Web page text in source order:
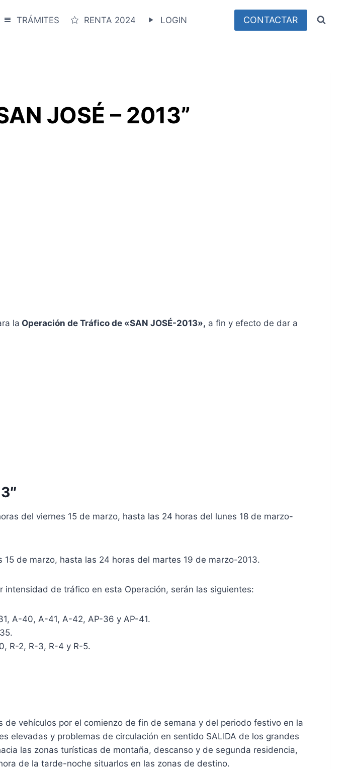
TRÁMITES RENTA 2024 LOGIN CONTACTAR
JOSÉ – 2013”
la Operación de Tráfico de «SAN JOSÉ-2013», a fin y efecto de dar a
del viernes 15 de marzo, hasta las 24 horas del lunes 18 de marzo-
de marzo, hasta las 24 horas del martes 19 de marzo-2013.
de tráfico en esta Operación, serán las siguientes:
A-40, A-41, A-42, AP-36 y AP-41.
R-2, R-3, R-4 y R-5.
vehículos por el comienzo de fin de semana y del periodo festivo en la
elevadas y problemas de circulación en sentido SALIDA de los grandes
las zonas turísticas de montaña, descanso y de segunda residencia,
de la tarde-noche situarlos en las zonas de destino.